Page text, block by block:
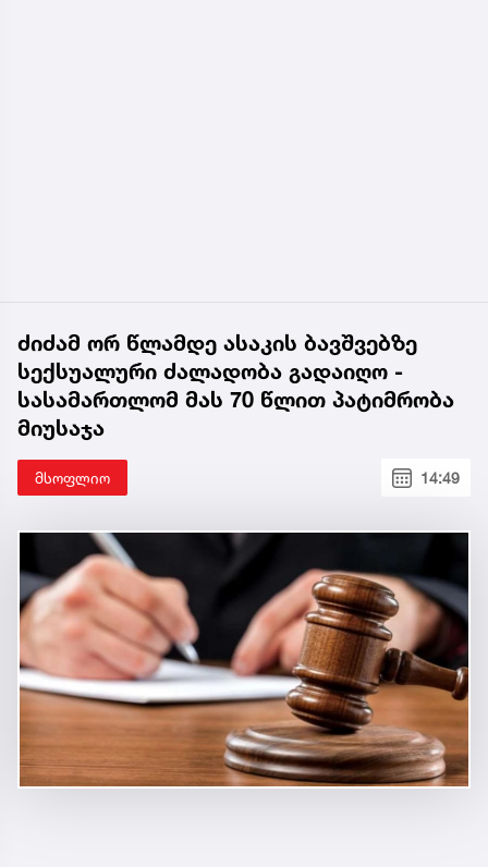
ძიძამ ორ წლამდე ასაკის ბავშვებზე
სექსუალური ძალადობა გადაიღო -
სასამართლომ მას 70 წლით პატიმრობა
მიუსაჯა
მსოფლიო 14:49